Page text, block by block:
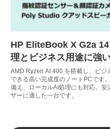
HP EliteBook X G2a
理とビジネス用途に強
AMD Ryzen AI 400 を搭載し、ビ
できる高い完成度のノートPCです
備え、ローカルAI処理にも対応。
ザーに適した一台です。